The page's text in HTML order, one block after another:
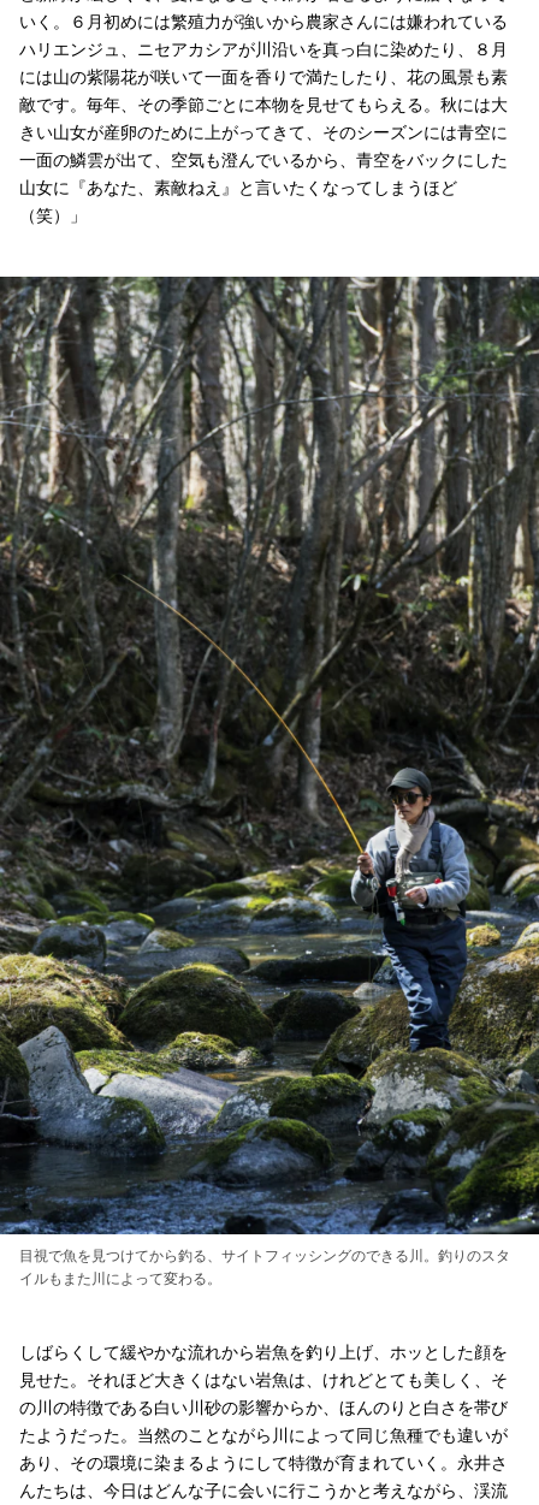
いく。６月初めには繁殖力が強いから農家さんには嫌われている
ハリエンジュ、ニセアカシアが川沿いを真っ白に染めたり、８月
には山の紫陽花が咲いて一面を香りで満たしたり、花の風景も素
敵です。毎年、その季節ごとに本物を見せてもらえる。秋には大
きい山女が産卵のために上がってきて、そのシーズンには青空に
一面の鱗雲が出て、空気も澄んでいるから、青空をバックにした
山女に『あなた、素敵ねえ』と言いたくなってしまうほど
（笑）」
目視で魚を見つけてから釣る、サイトフィッシングのできる川。釣りのスタ
イルもまた川によって変わる。
しばらくして緩やかな流れから岩魚を釣り上げ、ホッとした顔を
見せた。それほど大きくはない岩魚は、けれどとても美しく、そ
の川の特徴である白い川砂の影響からか、ほんのりと白さを帯び
たようだった。当然のことながら川によって同じ魚種でも違いが
あり、その環境に染まるようにして特徴が育まれていく。永井さ
んたちは、今日はどんな子に会いに行こうかと考えながら、渓流